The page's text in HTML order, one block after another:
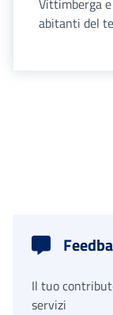
Vittimberga
abitanti del
Il tuo
servizi